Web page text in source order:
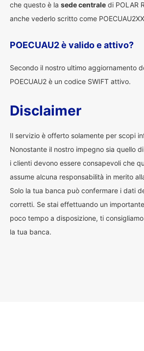
che questo è la sede centrale di POLAR
anche vederlo scritto come
POECUAU2 è valido e attivo?
Secondo il nostro ultimo aggiornamento
POECUAU2 è un codice SWIFT attivo.
Disclaimer
Il servizio è offerto solamente per scopi
Nonostante il nostro impegno sia quello
i clienti devono essere consapevoli che
assume alcuna responsabilità in merito
Solo la tua banca può confermare i dati
corretti. Se stai effettuando un
poco tempo a disposizione, ti
la tua banca.